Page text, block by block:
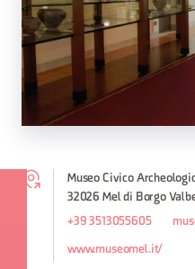
Museo Civico
32026 Mel di Borgo
+39 3513055605
www.museomel.it/